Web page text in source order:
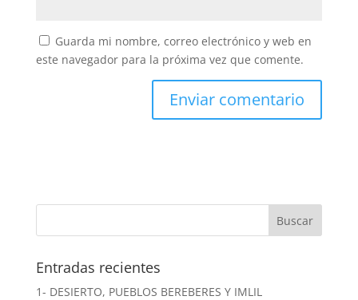
Guarda mi nombre, correo electrónico y web en
este navegador para la próxima vez que comente.
Entradas recientes
1- DESIERTO, PUEBLOS BEREBERES Y IMLIL